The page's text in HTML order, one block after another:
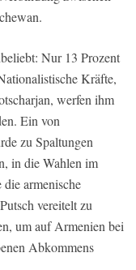
Nur 13 Prozent
Kräfte,
werfen ihm
Ein von
zu Spaltungen
in die Wahlen im
armenische
vereitelt zu
um auf Armenien bei
Abkommens